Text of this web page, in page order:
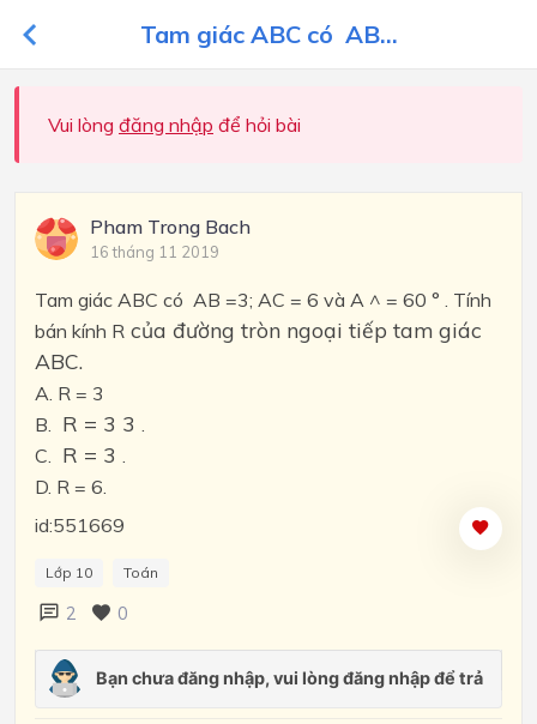
Tam giác ABC có AB...
Vui lòng đăng nhập để hỏi bài
Pham Trong Bach
16 tháng 11 2019
Tam giác ABC có AB =3; AC = 6 và A ^ = 60 ° . Tính
bán kính R của đường tròn ngoại tiếp tam giác
ABC.
A. R = 3
B. R = 3 3 .
C. R = 3 .
D. R = 6.
id:551669
Lớp 10 Toán
2 0